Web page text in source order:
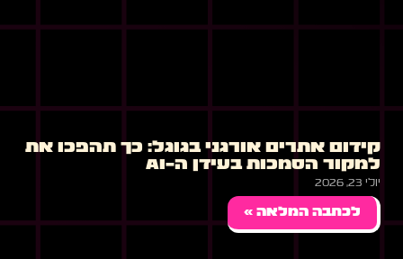
קידום אתרים אורגני בגוגל: כך תהפכו את
למקור הסמכות בעידן ה-AI
יולי 23, 2026
לכתבה המלאה »